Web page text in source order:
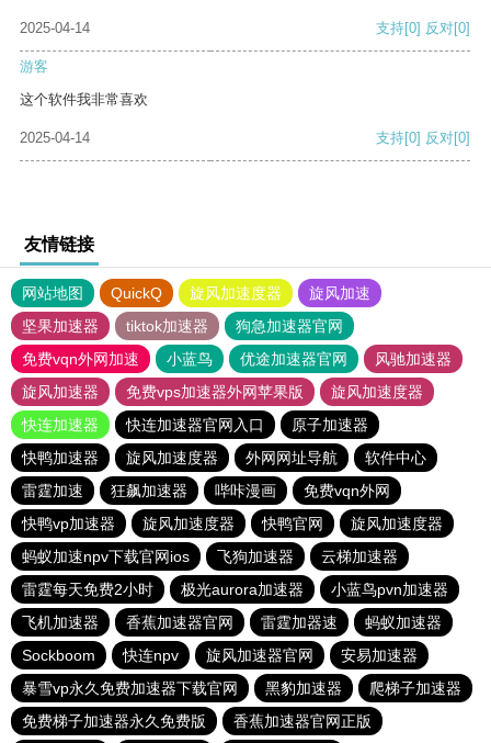
2025-04-14 支持[0] 反对[0]
游客
这个软件我非常喜欢
2025-04-14 支持[0] 反对[0]
友情链接
网站地图 QuickQ 旋风加速度器
旋风加速
坚果加速器
tiktok加速器
狗急加速器官网
免费vqn外网加速
小蓝鸟 优途加速器官网
风驰加速器
旋风加速器
免费vps加速器外网苹果版
旋风加速度器
快连加速器
快连加速器官网入口
原子加速器
快鸭加速器
旋风加速度器 外网网址导航
软件中心
雷霆加速
狂飙加速器 哔咔漫画
免费vqn外网
快鸭vp加速器
旋风加速度器 快鸭官网
旋风加速度器
蚂蚁加速npv下载官网ios
飞狗加速器
云梯加速器
雷霆每天免费2小时
极光aurora加速器
小蓝鸟pvn加速器
飞机加速器
香蕉加速器官网 雷霆加器速
蚂蚁加速器
Sockboom
快连npv 旋风加速器官网
安易加速器
暴雪vp永久免费加速器下载官网
黑豹加速器
爬梯子加速器
免费梯子加速器永久免费版
香蕉加速器官网正版